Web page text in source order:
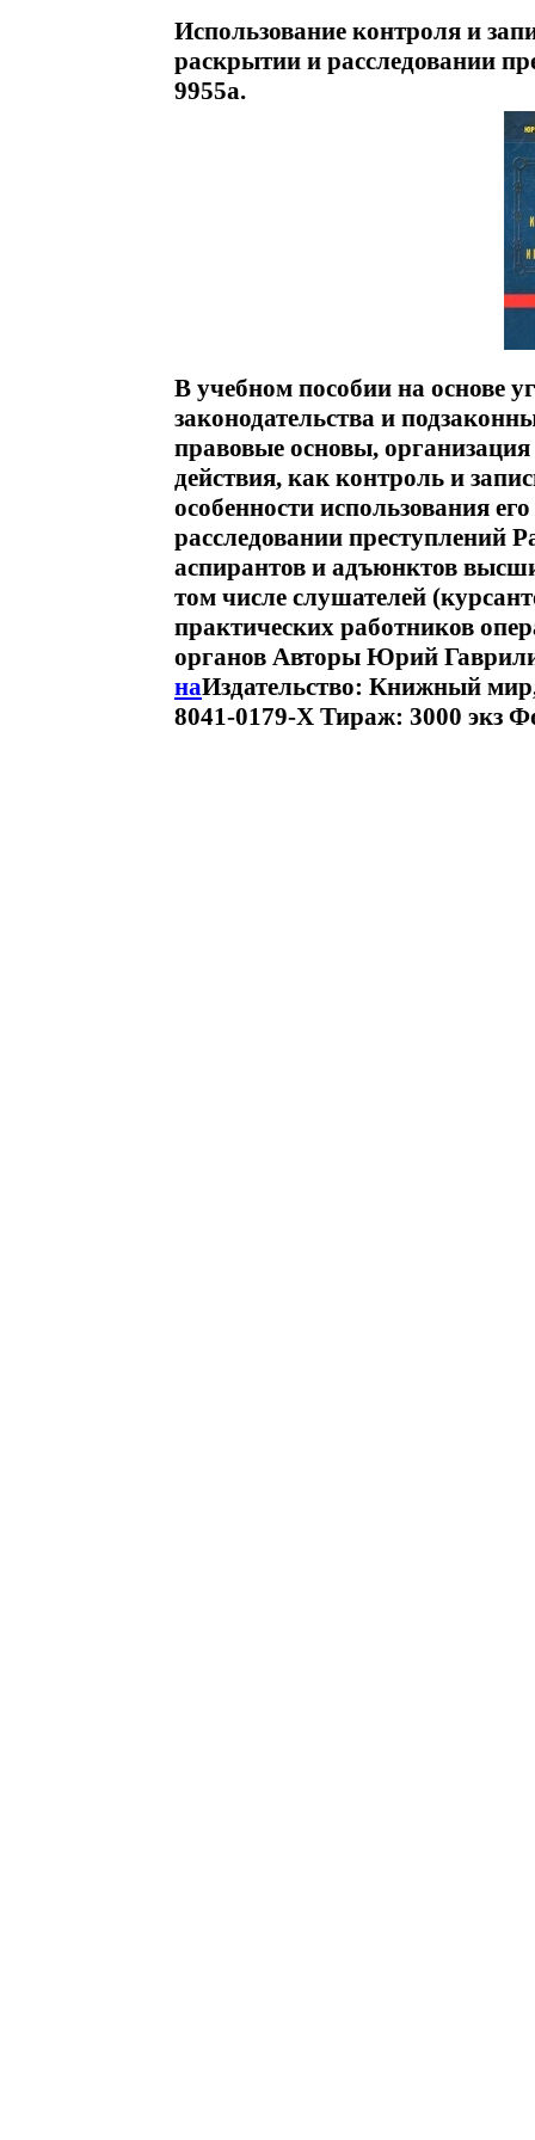
Использование контроля и
раскрытии и расследовании
9955a.
В учебном пособии на основе
законодательства и
правовые основы, организация
действия, как контроль и
особенности использования
расследовании преступлений
аспирантов и адъюнктов
том числе слушателей
практических работников
органов Авторы Юрий
наИздательство: Книжный
8041-0179-X Тираж: 3000 экз